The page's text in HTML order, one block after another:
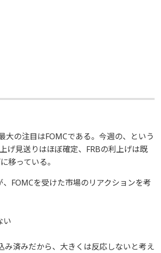
の注目はFOMCである。今週の、という
げ見送りはほぼ確定、FRBの利上げは既
移っている。
FOMCを受けた市場のリアクションを考
い
み済みだから、大きくは反応しないと考え